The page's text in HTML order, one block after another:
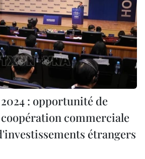
: opportunité de
commerciale
étrangers